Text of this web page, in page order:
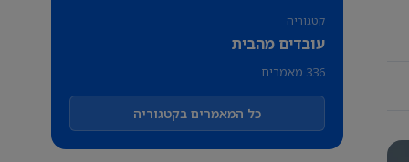
קטגוריה
עובדים מהבית
336 מאמרים
כל המאמרים בקטגוריה